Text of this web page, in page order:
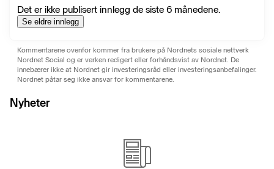
Det er ikke publisert innlegg de siste 6 månedene.
Se eldre innlegg
Kommentarene ovenfor kommer fra brukere på Nordnets sosiale nettverk
Nordnet Social og er verken redigert eller forhåndsvist av Nordnet. De
innebærer ikke at Nordnet gir investeringsråd eller investeringsanbefalinger.
Nordnet påtar seg ikke ansvar for kommentarene.
Nyheter